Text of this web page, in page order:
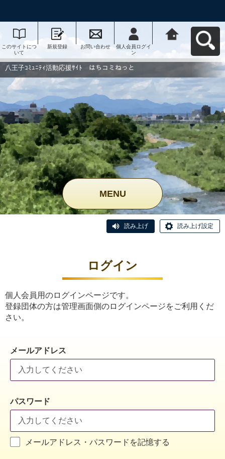
このサイトにつ
いて
新規登録 お問い合わせ
個人会員ログイ
ン
動応援ｻｲﾄ はち
コミねっとへ戻
八王子ｺﾐｭﾆﾃｨ活動応援ｻｲﾄ はちコミねっと
MENU
読み上げ 読み上げ設定
ログイン
個人会員用のログインページです。
登録団体の方は管理画面側のログインページをご利用くだ
さい。
メールアドレス
パスワード
メールアドレス・パスワードを記憶する